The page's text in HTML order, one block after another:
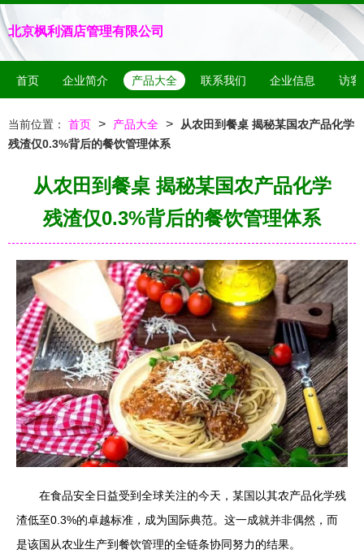
北京枫利酒店管理有限公司
首页 企业简介 产品大全 联系我们 企业信息 访客
当前位置： 首页 > 产品大全 >
从农田到餐桌 揭秘某国农产品化学
残渣仅0.3%背后的餐饮管理体系
从农田到餐桌 揭秘某国农产品化学
残渣仅0.3%背后的餐饮管理体系
在食品安全日益受到全球关注的今天，某国以其农产品化学残
渣低至0.3%的卓越标准，成为国际典范。这一成就并非偶然，而
是该国从农业生产到餐饮管理的全链条协同努力的结果。